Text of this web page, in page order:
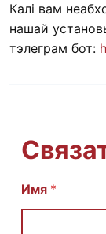
Калі вам
нашай
тэлеграм бот:
Имя *
И